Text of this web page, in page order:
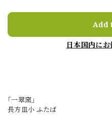
Add
日本国内に
｢一翠窯｣
長方皿小 ふたば